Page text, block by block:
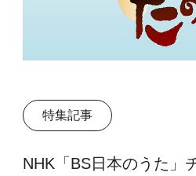
特集記事
NHK「BS日本のうた」